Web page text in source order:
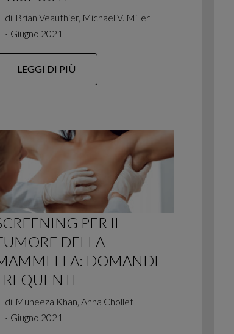
di Brian Veauthier, Michael V. Miller
∙ Giugno 2021
LEGGI DI PIÙ
PER IL
DELLA
DOMANDE
di Muneeza Khan, Anna Chollet
∙ Giugno 2021